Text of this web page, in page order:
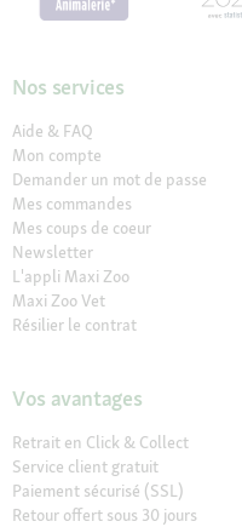
Nos services
Aide & FAQ
Mon compte
Demander un mot de passe
Mes commandes
Mes coups de coeur
Newsletter
L'appli Maxi Zoo
Maxi Zoo Vet
Résilier le contrat
Vos avantages
Retrait en Click & Collect
Service client gratuit
Paiement sécurisé (SSL)
Retour offert sous 30 jours